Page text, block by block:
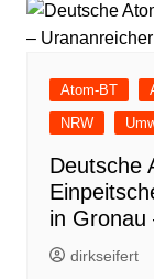
Atom-BT
NRW
Deutsche
in Gronau
dirkseifert